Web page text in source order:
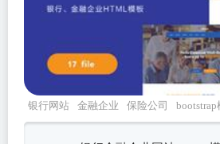
银行网站 金融企业 保险公司
bootstrap